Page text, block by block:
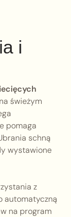
i
świeżym
pomaga
schną
wystawione
z
automatyczną
na program